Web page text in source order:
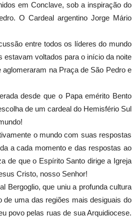
em Conclave, sob a inspiração do
O Cardeal argentino Jorge Mário
entre todos os líderes do mundo
estavam voltados para o início da noite
na Praça de São Pedro e
desde que o Papa emérito Bento
de um cardeal do Hemisfério Sul
o mundo com suas respostas
a cada momento e das respostas ao
de que o Espírito Santo dirige a Igreja
Cristo, nosso Senhor!
Bergoglio, que uniu a profunda cultura
uma das regiões mais desiguais do
povo pelas ruas de sua Arquidiocese.